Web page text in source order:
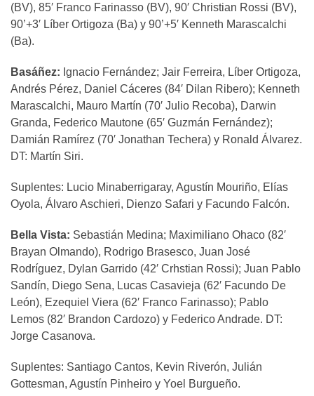
(BV), 85′ Franco Farinasso (BV), 90′ Christian Rossi (BV),
90’+3′ Líber Ortigoza (Ba) y 90’+5′ Kenneth Marascalchi
(Ba).
Basáñez: Ignacio Fernández; Jair Ferreira, Líber Ortigoza,
Andrés Pérez, Daniel Cáceres (84′ Dilan Ribero); Kenneth
Marascalchi, Mauro Martín (70′ Julio Recoba), Darwin
Granda, Federico Mautone (65′ Guzmán Fernández);
Damián Ramírez (70′ Jonathan Techera) y Ronald Álvarez.
DT: Martín Siri.
Suplentes: Lucio Minaberrigaray, Agustín Mouriño, Elías
Oyola, Álvaro Aschieri, Dienzo Safari y Facundo Falcón.
Bella Vista: Sebastián Medina; Maximiliano Ohaco (82′
Brayan Olmando), Rodrigo Brasesco, Juan José
Rodríguez, Dylan Garrido (42′ Crhstian Rossi); Juan Pablo
Sandín, Diego Sena, Lucas Casavieja (62′ Facundo De
León), Ezequiel Viera (62′ Franco Farinasso); Pablo
Lemos (82′ Brandon Cardozo) y Federico Andrade. DT:
Jorge Casanova.
Suplentes: Santiago Cantos, Kevin Riverón, Julián
Gottesman, Agustín Pinheiro y Yoel Burgueño.